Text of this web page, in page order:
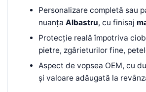
Personalizare completă sau
nuanța Albastru, cu finisaj
Protecție reală împotriva
pietre, zgârieturilor fine,
Aspect de vopsea OEM, cu
și valoare adăugată la